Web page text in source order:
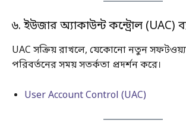
৬. ইউজার অ্যাকাউন্ট কন্ট্রোল (UAC)
UAC সক্রিয় রাখলে, যেকোনো নতুন
পরিবর্তনের সময় সতর্কতা প্রদর্শন করে।
User Account Control (UAC)